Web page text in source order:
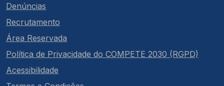
Denúncias
Recrutamento
Área Reservada
Política de Privacidade do COMPETE 2030 (RGPD)
Acessibilidade